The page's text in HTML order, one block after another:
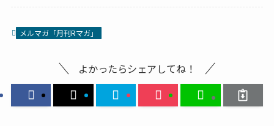
メルマガ「月刊Rマガ」
よかったらシェアしてね！